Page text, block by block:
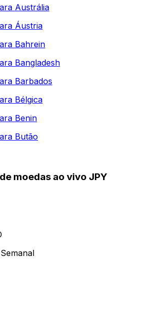
Austrália
Áustria
Bahrein
Bangladesh
Barbados
Bélgica
Benin
Butão
moedas ao vivo JPY
Semanal